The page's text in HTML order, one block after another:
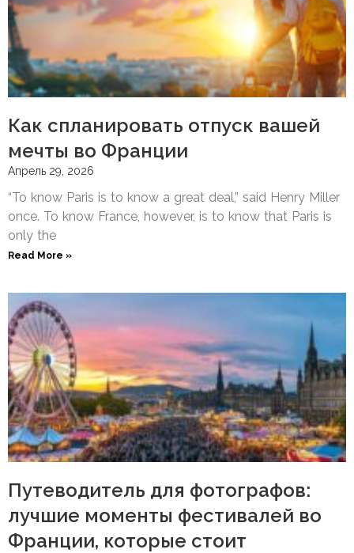
Как спланировать отпуск вашей
мечты во Франции
Апрель 29, 2026
“To know Paris is to know a great deal,” said Henry Miller
once. To know France, however, is to know that Paris is
only the
Read More »
Путеводитель для фотографов:
лучшие моменты фестивалей во
Франции, которые стоит